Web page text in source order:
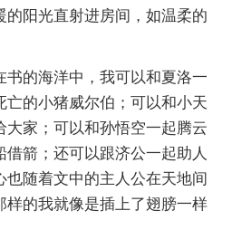
的阳光直射进房间，如温柔的
书的海洋中，我可以和夏洛一
亡的小猪威尔伯；可以和小天
大家；可以和孙悟空一起腾云
箭；还可以跟济公一起助人
随着文中的主人公在天地间
样的我就像是插上了翅膀一样